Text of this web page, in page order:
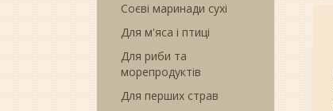
Соєві маринади сухі
Для м'яса і птиці
Для риби та
морепродуктів
Для перших страв